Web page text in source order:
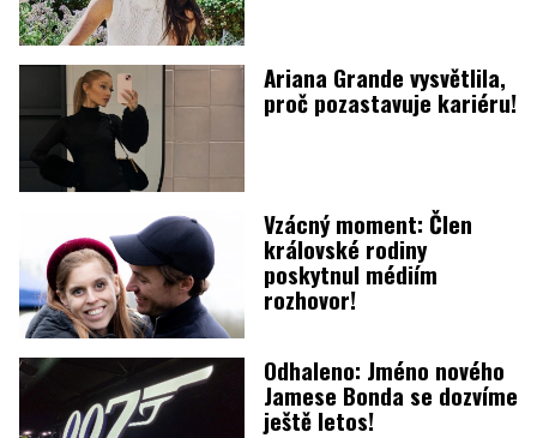
Ariana Grande vysvětlila,
proč pozastavuje kariéru!
Vzácný moment: Člen
královské rodiny
poskytnul médiím
rozhovor!
Odhaleno: Jméno nového
Jamese Bonda se dozvíme
ještě letos!